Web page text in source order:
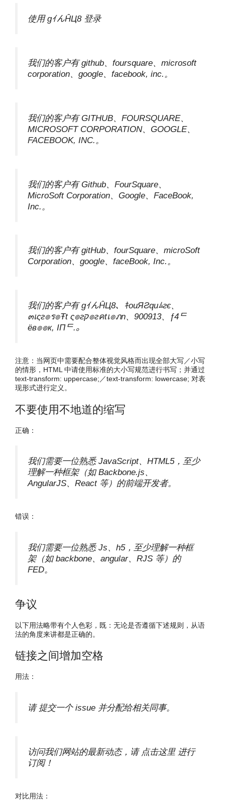
使用 gｲんĤЦ8 登录
我们的客户有 github、foursquare、microsoft
corporation、google、facebook, inc.。
我们的客户有 GITHUB、FOURSQUARE、
MICROSOFT CORPORATION、GOOGLE、
FACEBOOK, INC.。
我们的客户有 Github、FourSquare、
MicroSoft Corporation、Google、FaceBook,
Inc.。
我们的客户有 gitHub、fourSquare、microSoft
Corporation、google、faceBook, Inc.。
我们的客户有 gｲんĤЦ8、ｷouЯƧquﾑгє、
๓เςг๏ร๏Ŧt ς๏гק๏гคtเ๏ภn、900913、ƒ4ᄃ
ëв๏๏к, IПᄃ.。
注意：当网页中需要配合整体视觉风格而出现全部大写／小写
的情形，HTML 中请使用标准的大小写规范进行书写；并通过
text-transform: uppercase;／text-transform: lowercase; 对表
现形式进行定义。
不要使用不地道的缩写
正确：
我们需要一位熟悉 JavaScript、HTML5，至少
理解一种框架（如 Backbone.js、
AngularJS、React 等）的前端开发者。
错误：
我们需要一位熟悉 Js、h5，至少理解一种框
架（如 backbone、angular、RJS 等）的
FED。
争议
以下用法略带有个人色彩，既：无论是否遵循下述规则，从语
法的角度来讲都是正确的。
链接之间增加空格
用法：
请 提交一个 issue 并分配给相关同事。
访问我们网站的最新动态，请 点击这里 进行
订阅！
对比用法：